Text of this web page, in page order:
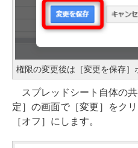
権限の変更後は［変更を保存］
スプレッドシート自体の
定］の画面で［変更］をク
［オフ］にします。